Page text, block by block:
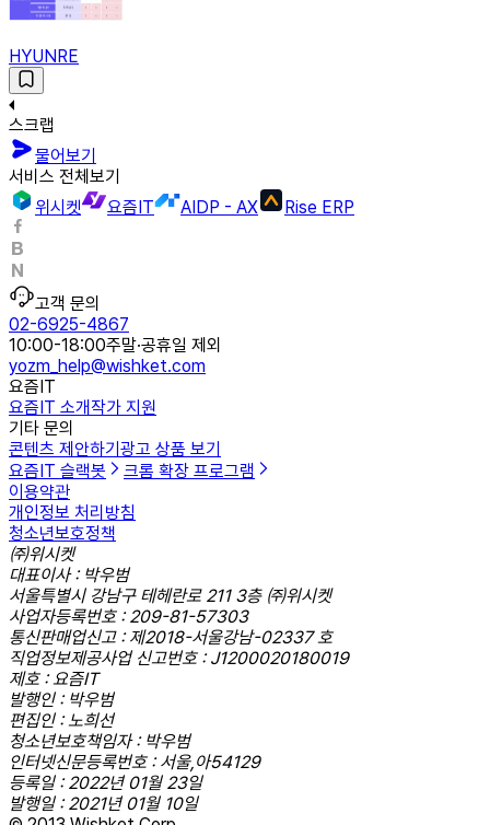
HYUNRE
스크랩
물어보기
서비스 전체보기
위시켓
요즘IT AIDP - AX Rise ERP
고객 문의
02-6925-4867
10:00-18:00주말·공휴일 제외
yozm_help@wishket.com
요즘IT
요즘IT 소개작가 지원
기타 문의
콘텐츠 제안하기 광고 상품 보기
요즘IT 슬랙봇
크롬 확장 프로그램
이용약관
개인정보 처리방침
청소년보호정책
㈜위시켓
대표이사 : 박우범
서울특별시 강남구 테헤란로 211 3층 ㈜위시켓
사업자등록번호 : 209-81-57303
통신판매업신고 : 제2018-서울강남-02337 호
직업정보제공사업 신고번호 : J1200020180019
제호 : 요즘IT
발행인 : 박우범
편집인 : 노희선
청소년보호책임자 : 박우범
인터넷신문등록번호 : 서울,아54129
등록일 : 2022년 01월 23일
발행일 : 2021년 01월 10일